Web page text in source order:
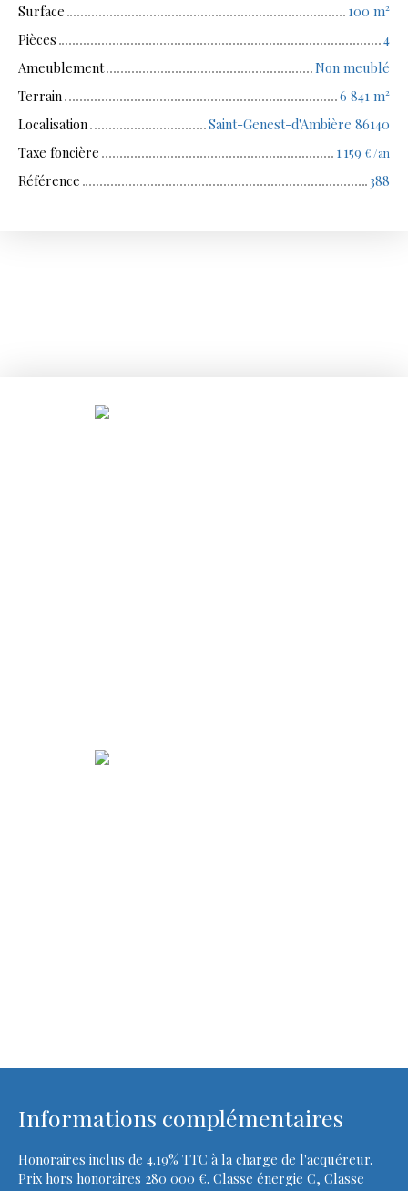
Surface 100 m²
Pièces
4
Ameublement
Non meublé
Terrain
6 841 m²
Localisation
Saint-Genest-d'Ambière 86140
Taxe foncière
1 159 € /an
Référence 388
Informations complémentaires
Honoraires inclus de 4.19% TTC à la charge de l'acquéreur.
Prix hors honoraires 280 000 €. Classe énergie C, Classe